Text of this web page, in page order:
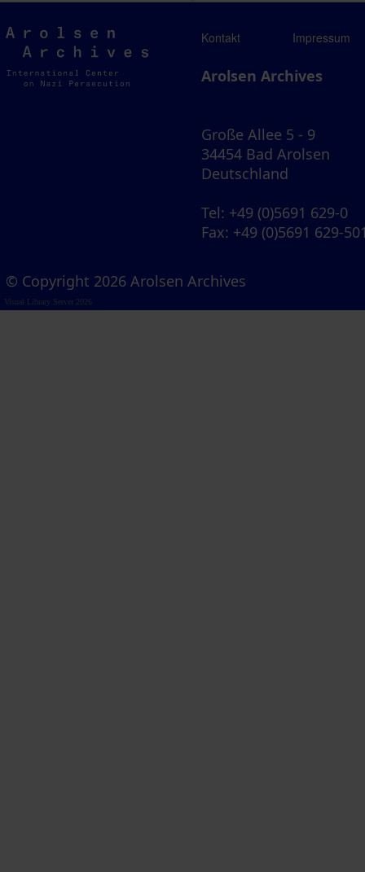
Arolsen
Archives
Kontakt Impressum
Arolsen Archives
Große Allee 5 - 9
34454 Bad Arolsen
Deutschland
Tel: +49 (0)5691 629-0
Fax: +49 (0)5691 629-
© Copyright 2026 Arolsen Archives
Visual Library Server 2026